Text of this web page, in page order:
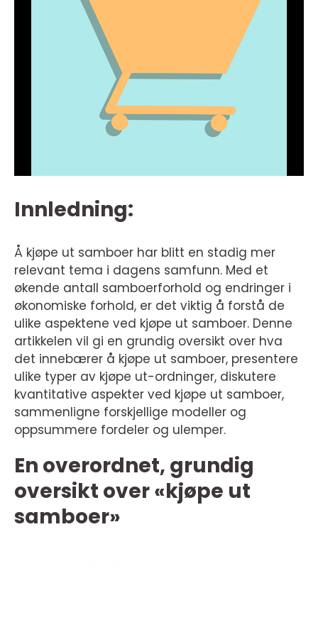
Innledning:
Å kjøpe ut samboer har blitt en stadig mer
relevant tema i dagens samfunn. Med et
økende antall samboerforhold og endringer i
økonomiske forhold, er det viktig å forstå de
ulike aspektene ved kjøpe ut samboer. Denne
artikkelen vil gi en grundig oversikt over hva
det innebærer å kjøpe ut samboer, presentere
ulike typer av kjøpe ut-ordninger, diskutere
kvantitative aspekter ved kjøpe ut samboer,
sammenligne forskjellige modeller og
oppsummere fordeler og ulemper.
En overordnet, grundig
oversikt over «kjøpe ut
samboer»